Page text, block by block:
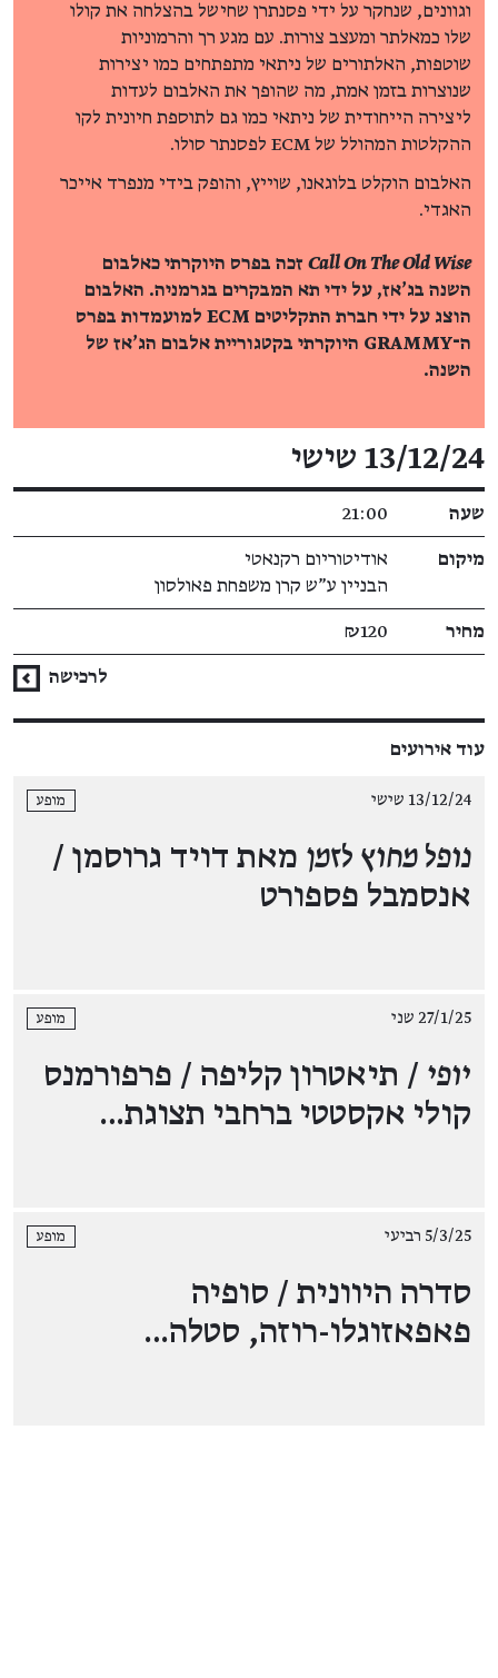
וגוונים, שנחקר על ידי פסנתרן שחישל בהצלחה את קולו
שלו כמאלתר ומעצב צורות. עם מגע רך והרמוניות
שוטפות, האלתורים של ניתאי מתפתחים כמו יצירות
שנוצרות בזמן אמת, מה שהופך את האלבום לעדות
ליצירה הייחודית של ניתאי כמו גם לתוספת חיונית לקו
ההקלטות המהולל של ECM לפסנתר סולו.
האלבום הוקלט בלוגאנו, שוייץ, והופק בידי מנפרד אייכר
האגדי.
Call On The Old Wise זכה בפרס היוקרתי כאלבום
השנה בג'אז, על ידי תא המבקרים בגרמניה. האלבום
הוצג על ידי חברת התקליטים ECM למועמדות בפרס
ה־GRAMMY היוקרתי בקטגוריית אלבום הג'אז של
השנה.
פרטי האירוע
13/12/24 שישי
שעה 21:00
מיקום
אודיטוריום רקנאטי
הבניין ע"ש קרן משפחת פאולסון
מחיר ₪120
לרכישה
עוד אירועים
13/12/24 שישי מופע
נופל מחוץ לזמן מאת דויד גרוסמן /
אנסמבל פספורט
27/1/25 שני מופע
יופי / תיאטרון קליפה / פרפורמנס
קולי אקסטטי ברחבי תצוגת…
5/3/25 רביעי מופע
סדרה היוונית / סופיה
פאפאזוגלו-רוזה, סטלה…